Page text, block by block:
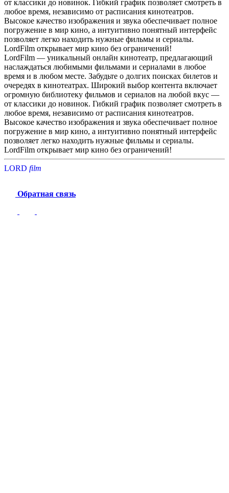
от классики до новинок. Гибкий график позволяет смотреть в
любое время, независимо от расписания кинотеатров.
Высокое качество изображения и звука обеспечивает полное
погружение в мир кино, а интуитивно понятный интерфейс
позволяет легко находить нужные фильмы и сериалы.
LordFilm открывает мир кино без ограничений!
LordFilm — уникальный онлайн кинотеатр, предлагающий
наслаждаться любимыми фильмами и сериалами в любое
время и в любом месте. Забудьте о долгих поисках билетов и
очередях в кинотеатрах. Широкий выбор контента включает
огромную библиотеку фильмов и сериалов на любой вкус —
от классики до новинок. Гибкий график позволяет смотреть в
любое время, независимо от расписания кинотеатров.
Высокое качество изображения и звука обеспечивает полное
погружение в мир кино, а интуитивно понятный интерфейс
позволяет легко находить нужные фильмы и сериалы.
LordFilm открывает мир кино без ограничений!
LORD film
Обратная связь